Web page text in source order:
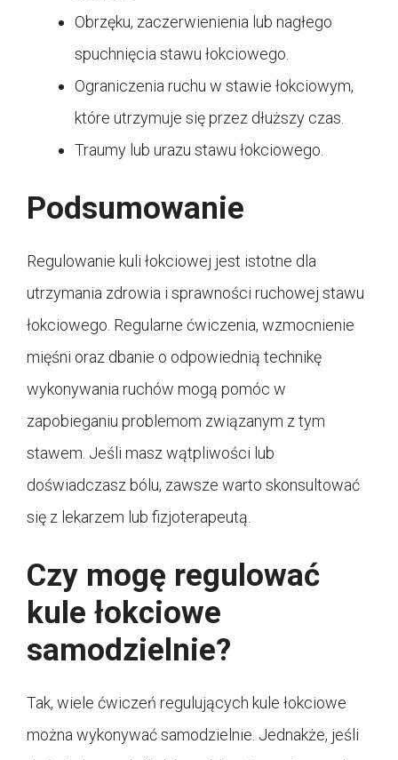
Obrzęku, zaczerwienienia lub nagłego
spuchnięcia stawu łokciowego.
Ograniczenia ruchu w stawie łokciowym,
które utrzymuje się przez dłuższy czas.
Traumy lub urazu stawu łokciowego.
Podsumowanie
Regulowanie kuli łokciowej jest istotne dla
utrzymania zdrowia i sprawności ruchowej stawu
łokciowego. Regularne ćwiczenia, wzmocnienie
mięśni oraz dbanie o odpowiednią technikę
wykonywania ruchów mogą pomóc w
zapobieganiu problemom związanym z tym
stawem. Jeśli masz wątpliwości lub
doświadczasz bólu, zawsze warto skonsultować
się z lekarzem lub fizjoterapeutą.
Czy mogę regulować
kule łokciowe
samodzielnie?
Tak, wiele ćwiczeń regulujących kule łokciowe
można wykonywać samodzielnie. Jednakże, jeśli